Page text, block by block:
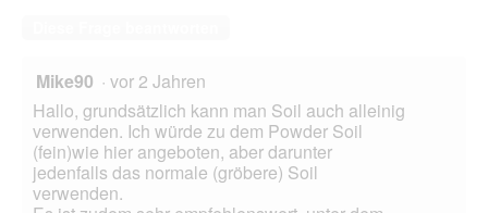
Mike90 · vor 2 Jahren
Hallo, grundsätzlich kann man Soil auch alleinig
verwenden. Ich würde zu dem Powder Soil
(fein)wie hier angeboten, aber darunter
jedenfalls das normale (gröbere) Soil
verwenden.